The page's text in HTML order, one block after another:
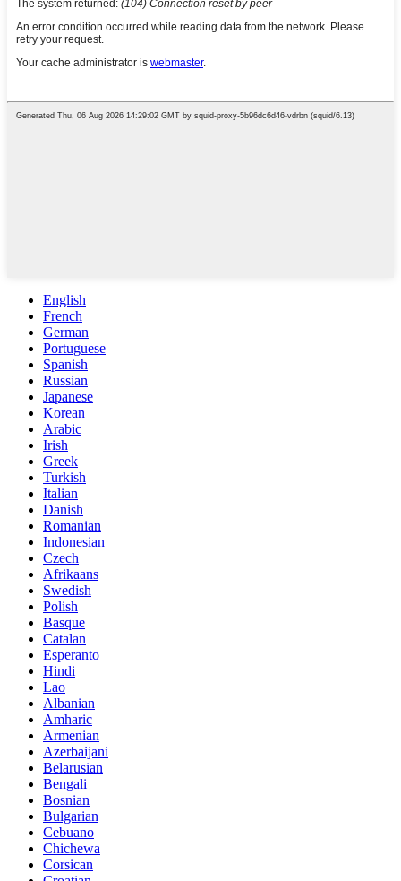
English
French
German
Portuguese
Spanish
Russian
Japanese
Korean
Arabic
Irish
Greek
Turkish
Italian
Danish
Romanian
Indonesian
Czech
Afrikaans
Swedish
Polish
Basque
Catalan
Esperanto
Hindi
Lao
Albanian
Amharic
Armenian
Azerbaijani
Belarusian
Bengali
Bosnian
Bulgarian
Cebuano
Chichewa
Corsican